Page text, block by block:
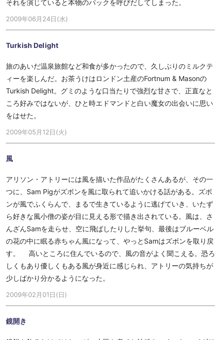
それを演じていると本物のパックを呼びだしてしまった。
2009年06月24日(水)
Turkish Delight
旅のあいだ温泉旅館など和食が多かったので、久しぶりのミルクテ
ィーを楽しんだ。お茶うけはロンドン土産のFortnum & Masonの
Turkish Delight。グミのような口当たりで強烈な甘さで、正直なと
ころ好みではないが、ひと時エドマンドと白い魔女の出会いに思い
をはせた。
2009年05月12日(火)
風
アリソン・アトリーには風を描いた作品がたくさんあるが、その一
つに、Sam Pigがズボンを風に取られて追いかける話がある。ズボ
ンが風でふくらんで、まるで生きているように逃げていき、いたず
ら好きな風小僧の姿が目に見える形で描き出されている。風は、さ
んざんSamを走らせ、空に飛ばしたりした挙句、最後はブルーベル
の花の中に眠る赤ちゃん風になって、やっとSamはズボンを取り戻
す。 高いところに住んでいるので、風の音がよく聞こえる。恐ろ
しくもあり優しくもある風が身近に感じられ、アトリーの気持ちが
少しばかり分かるようになった。
2009年02月01日(日)
鏡開き